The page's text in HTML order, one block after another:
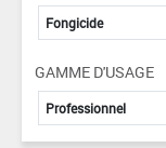
Fongicide
GAMME D'USAGE
Professionnel